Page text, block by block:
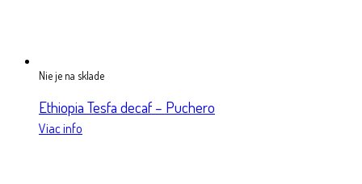
Nie je na sklade
Ethiopia Tesfa decaf – Puchero
Viac info